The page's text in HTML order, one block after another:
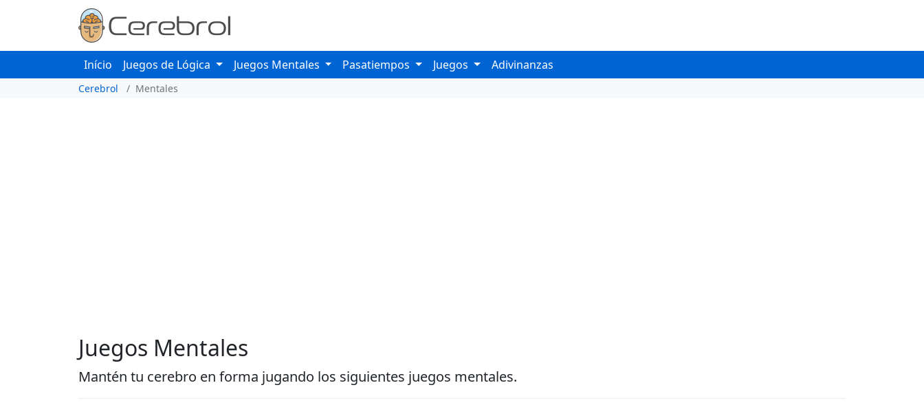
Início Juegos de Lógica Juegos Mentales Pasatiempos Juegos Adivinanzas
Cerebrol Mentales
Juegos Mentales
Mantén tu cerebro en forma jugando los siguientes juegos mentales.